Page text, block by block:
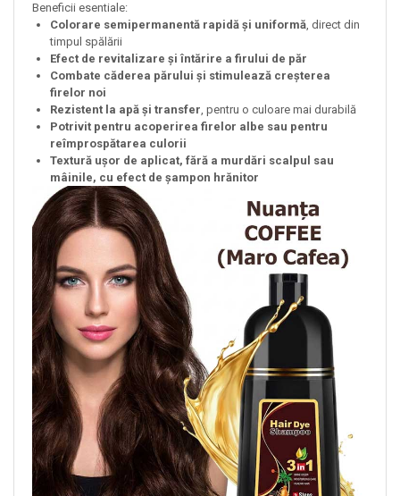
Beneficii esentiale:
Colorare semipermanentă rapidă și uniformă, direct din
timpul spălării
Efect de revitalizare și întărire a firului de păr
Combate căderea părului și stimulează creșterea
firelor noi
Rezistent la apă și transfer, pentru o culoare mai durabilă
Potrivit pentru acoperirea firelor albe sau pentru
reîmprospătarea culorii
Textură ușor de aplicat, fără a murdări scalpul sau
mâinile, cu efect de șampon hrănitor